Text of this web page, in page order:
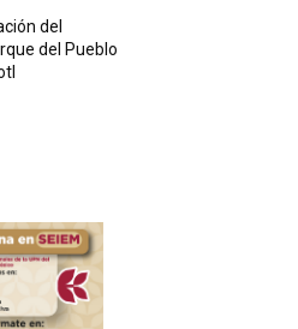
del
del Pueblo